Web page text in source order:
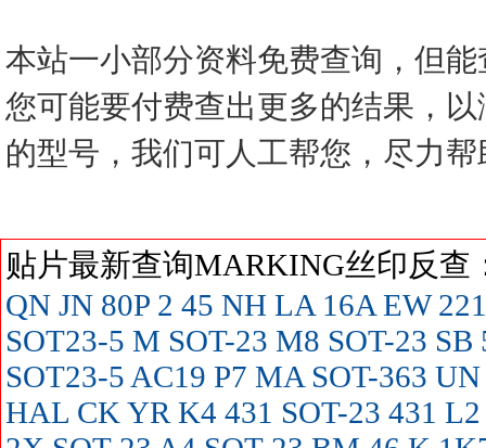
本站一小部分资料免费查询，但
您可能要付费查出更多的结果，
的型号，我们可人工帮您，尽力
贴片最新查询MARKING丝印反
QN JN 80P 2 45 NH LA 16A EW221
SOT23-5 M SOT-23 M8 SOT-23 SB
SOT23-5 AC19 P7 MA SOT-363 UN
HAL CK YR K4 431 SOT-23 431 L2